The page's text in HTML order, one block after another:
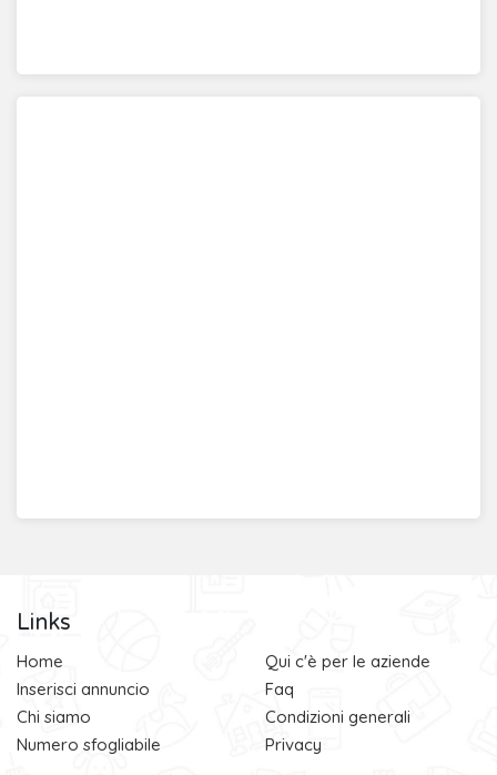
Links
Home
Inserisci annuncio
Chi siamo
Numero sfogliabile
Qui c'è per le aziende
Faq
Condizioni generali
Privacy